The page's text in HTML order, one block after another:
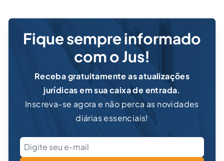
Fique sempre informado
com o Jus!
Receba gratuitamente as atualizações
jurídicas em sua caixa de entrada.
Inscreva-se agora e não perca as novidades
diárias essenciais!